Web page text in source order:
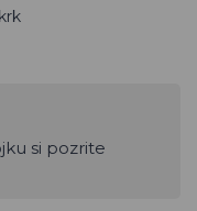
si pozrite